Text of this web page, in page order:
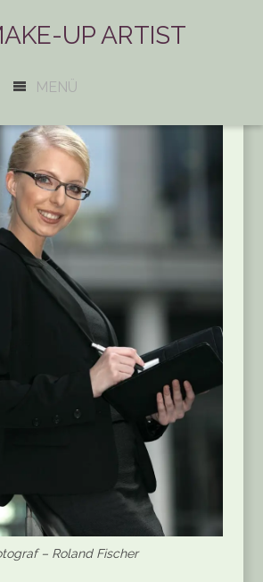
UP ARTIST
MENÜ
– Roland Fischer